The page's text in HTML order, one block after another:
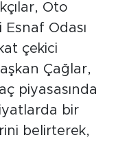
Oto
Odası
çekici
Çağlar,
piyasasında
bir
belirterek,